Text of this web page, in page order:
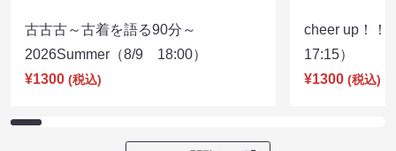
古古古～古着を語る90分～
2026Summer（8/9 18:00）
¥1300 (税込)
cheer up！
17:15）
¥1300 (税込)